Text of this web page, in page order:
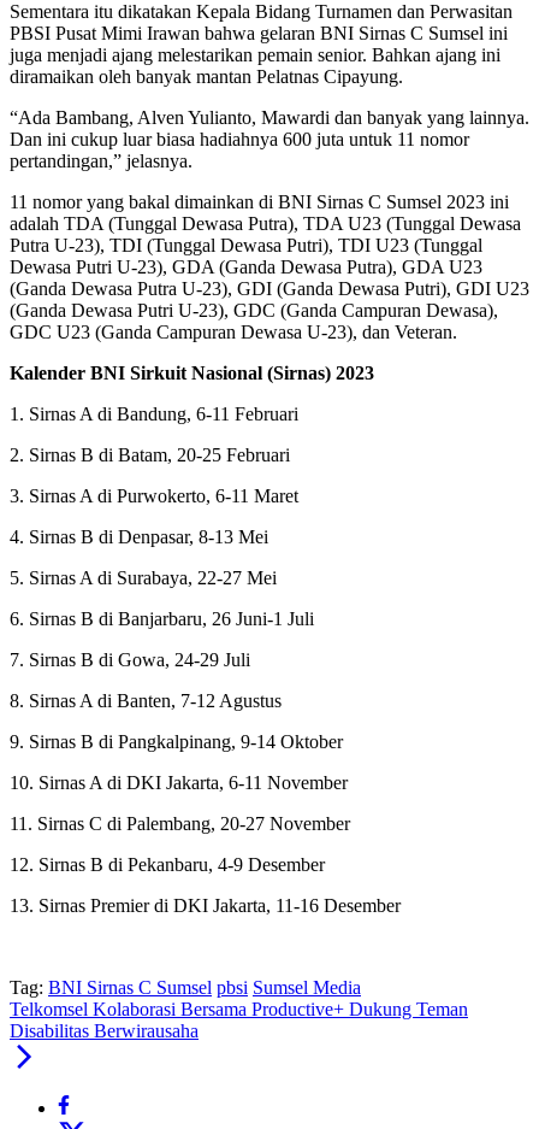
Sementara itu dikatakan Kepala Bidang Turnamen dan Perwasitan
PBSI Pusat Mimi Irawan bahwa gelaran BNI Sirnas C Sumsel ini
juga menjadi ajang melestarikan pemain senior. Bahkan ajang ini
diramaikan oleh banyak mantan Pelatnas Cipayung.
“Ada Bambang, Alven Yulianto, Mawardi dan banyak yang lainnya.
Dan ini cukup luar biasa hadiahnya 600 juta untuk 11 nomor
pertandingan,” jelasnya.
11 nomor yang bakal dimainkan di BNI Sirnas C Sumsel 2023 ini
adalah TDA (Tunggal Dewasa Putra), TDA U23 (Tunggal Dewasa
Putra U-23), TDI (Tunggal Dewasa Putri), TDI U23 (Tunggal
Dewasa Putri U-23), GDA (Ganda Dewasa Putra), GDA U23
(Ganda Dewasa Putra U-23), GDI (Ganda Dewasa Putri), GDI U23
(Ganda Dewasa Putri U-23), GDC (Ganda Campuran Dewasa),
GDC U23 (Ganda Campuran Dewasa U-23), dan Veteran.
Kalender BNI Sirkuit Nasional (Sirnas) 2023
1. Sirnas A di Bandung, 6-11 Februari
2. Sirnas B di Batam, 20-25 Februari
3. Sirnas A di Purwokerto, 6-11 Maret
4. Sirnas B di Denpasar, 8-13 Mei
5. Sirnas A di Surabaya, 22-27 Mei
6. Sirnas B di Banjarbaru, 26 Juni-1 Juli
7. Sirnas B di Gowa, 24-29 Juli
8. Sirnas A di Banten, 7-12 Agustus
9. Sirnas B di Pangkalpinang, 9-14 Oktober
10. Sirnas A di DKI Jakarta, 6-11 November
11. Sirnas C di Palembang, 20-27 November
12. Sirnas B di Pekanbaru, 4-9 Desember
13. Sirnas Premier di DKI Jakarta, 11-16 Desember
Tag: BNI Sirnas C Sumsel pbsi Sumsel Media
Telkomsel Kolaborasi Bersama Productive+ Dukung Teman
Disabilitas Berwirausaha